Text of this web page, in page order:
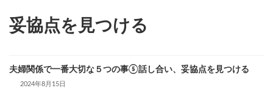
妥協点を見つける
夫婦関係で一番大切な５つの事⑤話し合い、妥協点を見つける
2024年8月15日